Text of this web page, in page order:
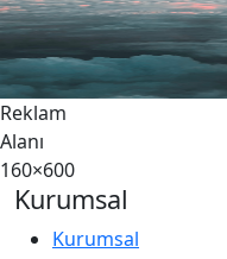
Reklam
Alanı
160×600
Kurumsal
Kurumsal